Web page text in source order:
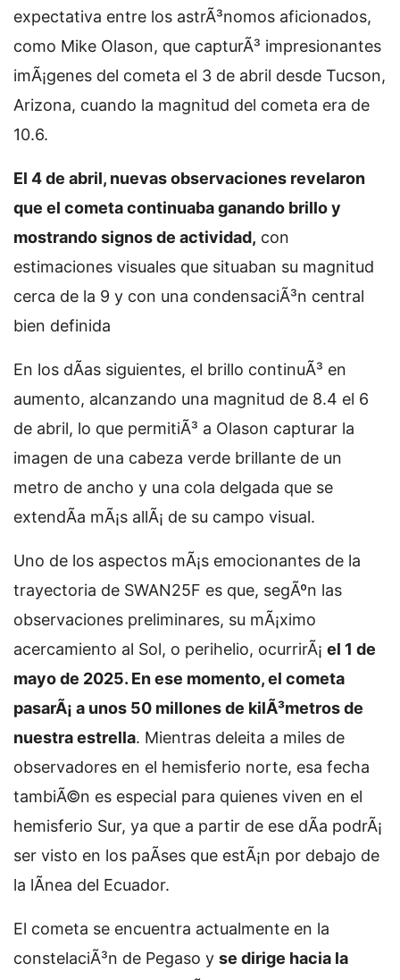
expectativa entre los astrÃ³nomos aficionados,
como Mike Olason, que capturÃ³ impresionantes
imÃ¡genes del cometa el 3 de abril desde Tucson,
Arizona, cuando la magnitud del cometa era de
10.6.
El 4 de abril, nuevas observaciones revelaron
que el cometa continuaba ganando brillo y
mostrando signos de actividad, con
estimaciones visuales que situaban su magnitud
cerca de la 9 y con una condensaciÃ³n central
bien definida
En los dÃ­as siguientes, el brillo continuÃ³ en
aumento, alcanzando una magnitud de 8.4 el 6
de abril, lo que permitiÃ³ a Olason capturar la
imagen de una cabeza verde brillante de un
metro de ancho y una cola delgada que se
extendÃ­a mÃ¡s allÃ¡ de su campo visual.
Uno de los aspectos mÃ¡s emocionantes de la
trayectoria de SWAN25F es que, segÃºn las
observaciones preliminares, su mÃ¡ximo
acercamiento al Sol, o perihelio, ocurrirÃ¡ el 1 de
mayo de 2025. En ese momento, el cometa
pasarÃ¡ a unos 50 millones de kilÃ³metros de
nuestra estrella. Mientras deleita a miles de
observadores en el hemisferio norte, esa fecha
tambiÃ©n es especial para quienes viven en el
hemisferio Sur, ya que a partir de ese dÃ­a podrÃ¡
ser visto en los paÃ­ses que estÃ¡n por debajo de
la lÃ­nea del Ecuador.
El cometa se encuentra actualmente en la
constelaciÃ³n de Pegaso y se dirige hacia la